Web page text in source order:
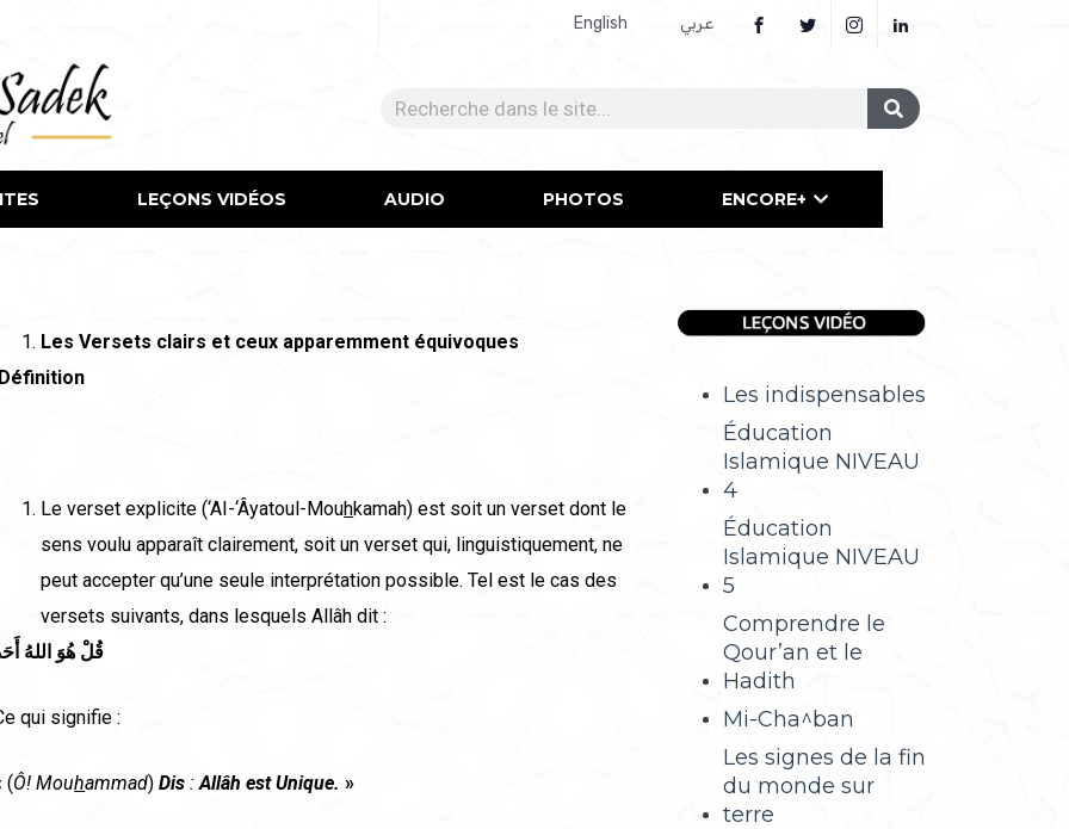
English عربي
LEÇONS VIDÉOS​ AUDIO PHOTOS ENCORE+
Les Versets clairs et ceux apparemment équivoques
Le verset explicite (‘AI-‘Âyatoul-Mouhkamah) est soit un verset dont le
sens voulu apparaît clairement, soit un verset qui, linguistiquement, ne
peut accepter qu’une seule interprétation possible. Tel est le cas des
versets suivants, dans lesquels Allâh dit :
قُلْ هُوَ اللهُ
qui signifie :
(Ô! Mouhammad) Dis:Allâh est Unique.»
Les indispensables
Éducation
Islamique NIVEAU
4
Éducation
Islamique NIVEAU
5
Comprendre le
Qour’an et le
Hadith
Mi-Cha^ban
Les signes de la fin
du monde sur
terre